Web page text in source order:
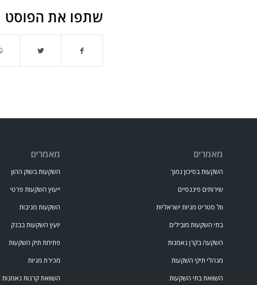
שתפו את הפוסט
מאמרים
השקעות בסיכון נמוך
שירותים פיננסיים
וול סטריט מניות ישראליות
בתי השקעות מובילים
השקעה בקרן נאמנות
מנהלי תיקי השקעות
השוואת בתי השקעות
מאמרים
השקעות בשוק ההון
ייעוץ השקעות פרטי
השקעות מניבות
יועץ השקעות בבנק
פתיחת תיק השקעות
מכירת מניות
השוואת קרנות נאמנות